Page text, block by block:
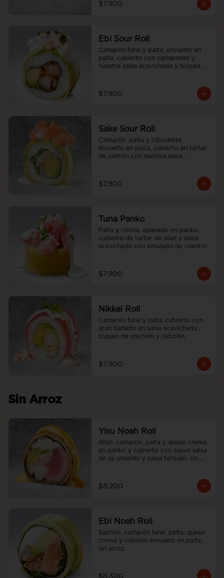
$7.900
Ebi Sour Roll
Camarón furai y palta, envuelto en
palta, cubierto con camarones y
nuestra salsa acevichada y toques
$7.900
Sake Sour Roll
Camarón, palta y ciboulette,
envuelto en palta, cubierto en tartar
de salmón con nuestra salsa
$7.900
Tuna Panko
Palta y criolla, apanado en panko,
cubierto de tartar de atún y salsa
acevichada con emulsión de cilantro
$7.900
Nikkei Roll
Camarón furai y palta cubierto con
atún bañado en salsa acevichada ,
toques de shichimi y cebollín.
$7.900
Sin Arroz
Yisu Noah Roll
Atún, camaron, palta y queso crema,
en panko y cubierto con suave salsa
de ají amarillo y salsa teriyaki, sin
$8.200
Ebi Noah Roll
Salmón, camarón furai, palta, queso
crema y cebollín envuelto en palta,
sin arroz.
$8.300